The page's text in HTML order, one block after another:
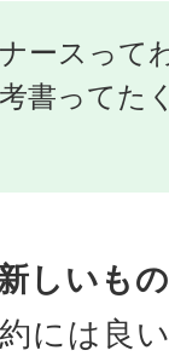
ースって
書ってた
しいも
には良